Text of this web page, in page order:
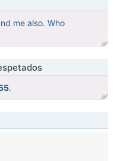
me also. Who
.